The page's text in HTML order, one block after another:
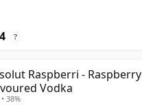
?
Raspberri - Raspberry
Vodka
38%